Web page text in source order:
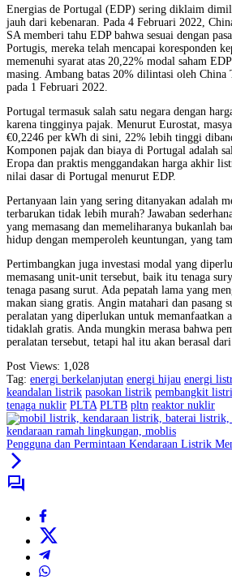
Energias de Portugal (EDP) ​​sering diklaim
jauh dari kebenaran. Pada 4 Februari 2022,
SA memberi tahu EDP bahwa sesuai dengan
Portugis, mereka telah mencapai koresponden
memenuhi syarat atas 20,22% modal saham
masing. Ambang batas 20% dilintasi oleh China
pada 1 Februari 2022.
Portugal termasuk salah satu negara dengan
karena tingginya pajak. Menurut Eurostat,
€0,2246 per kWh di sini, 22% lebih tinggi
Komponen pajak dan biaya di Portugal adalah
Eropa dan praktis menggandakan harga akhir
nilai dasar di Portugal menurut EDP.
Pertanyaan lain yang sering ditanyakan adalah
terbarukan tidak lebih murah? Jawaban
yang memasang dan memeliharanya bukanlah
hidup dengan memperoleh keuntungan, yang
Pertimbangkan juga investasi modal yang
memasang unit-unit tersebut, baik itu tenaga
tenaga pasang surut. Ada pepatah lama yang
makan siang gratis. Angin matahari dan pasang
peralatan yang diperlukan untuk memanfaatkan
tidaklah gratis. Anda mungkin merasa bahwa
peralatan tersebut, tetapi hal itu akan berasal
Post Views: 1,028
Tag: energi berkelanjutan energi hijau energi
keandalan listrik pasokan listrik pembangkit
tenaga nuklir PLTA PLTB pltn reaktor nuklir
Pengguna dan Permintaan Kendaraan Listrik